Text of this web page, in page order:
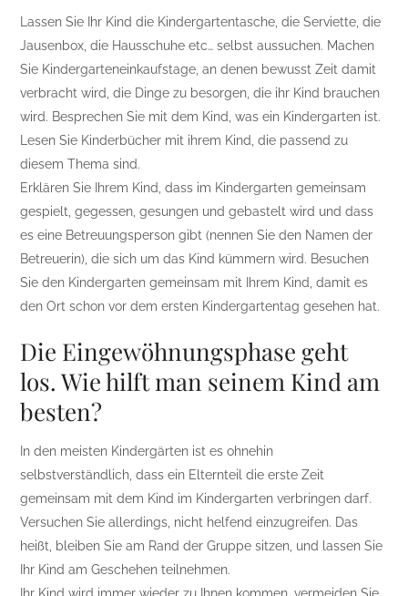
Lassen Sie Ihr Kind die Kindergartentasche, die Serviette, die
Jausenbox, die Hausschuhe etc… selbst aussuchen. Machen
Sie Kindergarteneinkaufstage, an denen bewusst Zeit damit
verbracht wird, die Dinge zu besorgen, die ihr Kind brauchen
wird. Besprechen Sie mit dem Kind, was ein Kindergarten ist.
Lesen Sie Kinderbücher mit ihrem Kind, die passend zu
diesem Thema sind.
Erklären Sie Ihrem Kind, dass im Kindergarten gemeinsam
gespielt, gegessen, gesungen und gebastelt wird und dass
es eine Betreuungsperson gibt (nennen Sie den Namen der
Betreuerin), die sich um das Kind kümmern wird. Besuchen
Sie den Kindergarten gemeinsam mit Ihrem Kind, damit es
den Ort schon vor dem ersten Kindergartentag gesehen hat.
Die Eingewöhnungsphase geht
los. Wie hilft man seinem Kind am
besten?
In den meisten Kindergärten ist es ohnehin
selbstverständlich, dass ein Elternteil die erste Zeit
gemeinsam mit dem Kind im Kindergarten verbringen darf.
Versuchen Sie allerdings, nicht helfend einzugreifen. Das
heißt, bleiben Sie am Rand der Gruppe sitzen, und lassen Sie
Ihr Kind am Geschehen teilnehmen.